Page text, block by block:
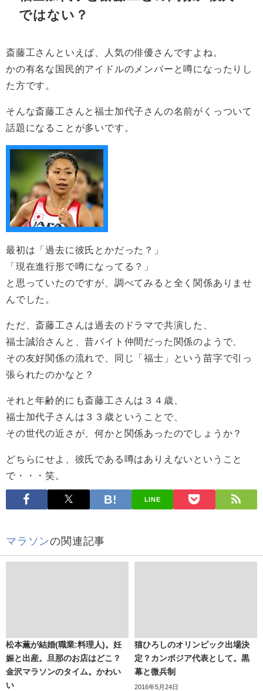
ではない？
斎藤工さんといえば、人気の俳優さんですよね。
かの有名な国民的アイドルのメンバーと噂になったりし
た方です。
そんな斎藤工さんと福士加代子さんの名前がくっついて
話題になることが多いです。
最初は「過去に彼氏とかだった？」
「現在進行形で噂になってる？」
と思っていたのですが、調べてみると全く関係ありませ
んでした。
ただ、斎藤工さんは過去のドラマで共演した、
福士誠治さんと、昔バイト仲間だった関係のようで、
その友好関係の流れで、同じ「福士」という苗字で引っ
張られたのかなと？
それと年齢的にも斎藤工さんは３４歳、
福士加代子さんは３３歳ということで、
その世代の近さが、何かと関係あったのでしょうか？
どちらにせよ、彼氏である噂はありえないということ
で・・・笑。
LINE
マラソンの関連記事
松本薫が結婚(職業:料理人)。妊
娠と出産。旦那のお店はどこ？
金沢マラソンのタイム。かわい
い
猫ひろしのオリンピック出場決
定？カンボジア代表として。黒
幕と微兵制
2016年5月24日